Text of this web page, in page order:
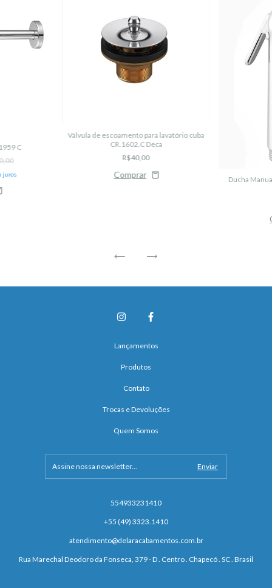
C
juros
Válvula de escoamento para lavatório cuba
CR.1602.C Deca
R$40,00
Ducha
Lançamentos
Produtos
Contato
Trocas e Devoluções
Quem Somos
554933231410
+55 (49) 3323.1410
atendimento@delaracabamentos.com.br
Rua Marechal Deodoro da Fonseca, 379 - D . Centro . Chapecó . SC . Brasil